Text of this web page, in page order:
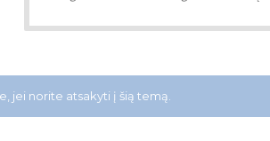
jei norite atsakyti į šią temą.